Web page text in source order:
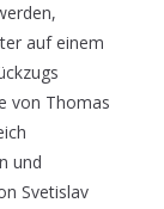
auf einem
von Thomas
und
Svetislav